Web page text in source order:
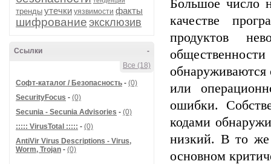
тренды утечки уязвимости факты
шифрование эксклюзив
-
Ссылки
Все (18)
Софт-каталог / Безопасность - (0)
SecurityFocus - (0)
Secunia - Secunia Advisories - (0)
::::: VirusTotal ::::: - (0)
AntiVir Virus Descriptions - Virus,
Worm, Trojan - (0)
Большое число
качестве
продуктов
или
ошибки.
кодами
низкий. В то же
основном